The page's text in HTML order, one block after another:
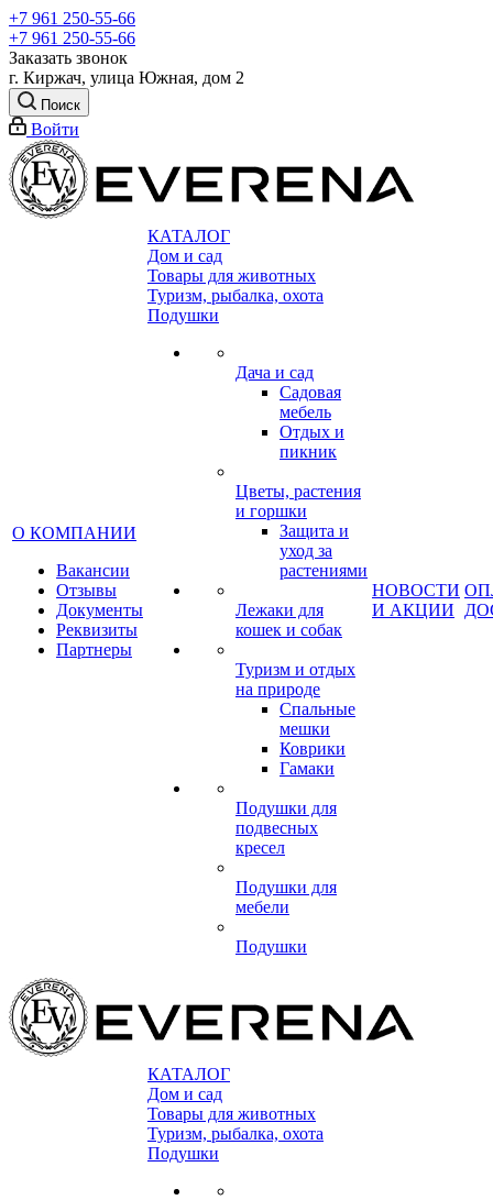
+7 961 250-55-66
+7 961 250-55-66
Заказать звонок
г. Киржач, улица Южная, дом 2
Поиск
Войти
О КОМПАНИИ
Вакансии
Отзывы
Документы
Реквизиты
Партнеры
КАТАЛОГ
Дом и сад
Товары для животных
Туризм, рыбалка, охота
Подушки
Дача и сад
Садовая
мебель
Отдых и
пикник
Цветы, растения
и горшки
Защита и
уход за
растениями
Лежаки для
кошек и собак
Туризм и отдых
на природе
Спальные
мешки
Коврики
Гамаки
Подушки для
подвесных
кресел
Подушки для
мебели
Подушки
НОВОСТИ
И АКЦИИ
КАТАЛОГ
Дом и сад
Товары для животных
Туризм, рыбалка, охота
Подушки